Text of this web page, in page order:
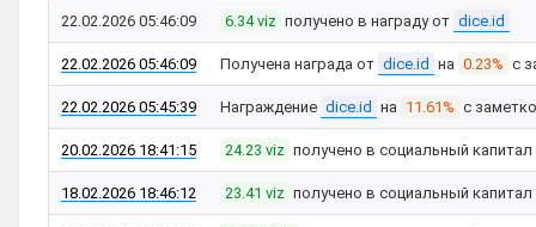
22.02.2026 05:46:09 6.34 viz получено в награду от dice.id
22.02.2026 05:46:09 Получена награда от dice.id на 0.23% с
22.02.2026 05:45:39 Награждение dice.id на 11.61% с
20.02.2026 18:41:15 24.23 viz получено в социальный
18.02.2026 18:46:12 23.41 viz получено в социальный